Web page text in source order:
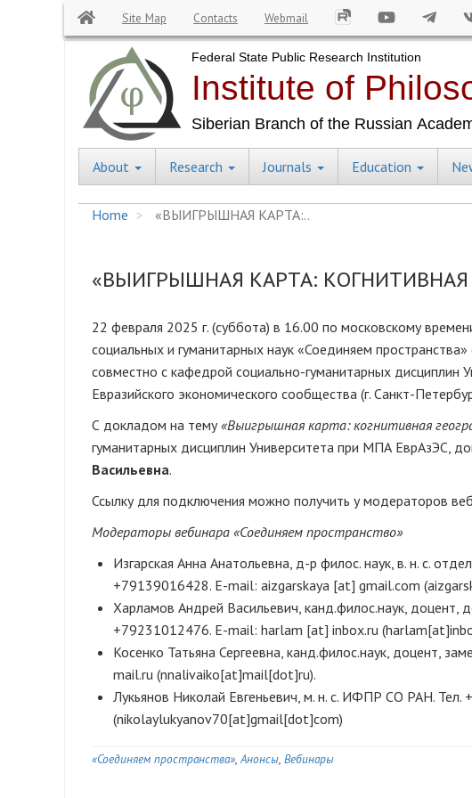
Site Map Contacts Webmail
Central
About Research Journals Education
Home «ВЫИГРЫШНАЯ КАРТА:..
«ВЫИГРЫШНАЯ КАРТА: КОГНИТИВНАЯ
22 февраля 2025 г. (суббота) в 16.00 по московскому
социальных и гуманитарных наук «Соединяем
совместно с кафедрой социально-гуманитарных дисциплин
Евразийского экономического сообщества (г. Санкт-
С докладом на тему«Выигрышная карта: когнитивная
гуманитарных дисциплин Университета при МПА ЕврАзЭС,
Васильевна.
Ссылку для подключения можно получить у модераторов
Модераторы вебинара «Соединяем пространство»
Изгарская Анна Анатольевна, д-р филос. наук, в. н. с.
+79139016428. E-mail: aizgarskaya [at] gmail.com
Харламов Андрей Васильевич, канд.филос.наук,
+79231012476. E-mail: harlam [at] inbox.ru
Косенко Татьяна Сергеевна, канд.филос.наук, доцент,
mail.ru (nnalivaiko[at]mail[dot]ru).
Лукьянов Николай Евгеньевич, м. н. с. ИФПР СО РАН.
(nikolaylukyanov70[at]gmail[dot]com)
«Соединяем пространства» Анонсы Вебинары